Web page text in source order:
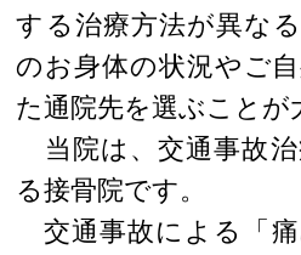
する治療方法が異な
のお身体の状況やご
た通院先を選ぶことが
当院は、交通事故
る接骨院です。
交通事故による「